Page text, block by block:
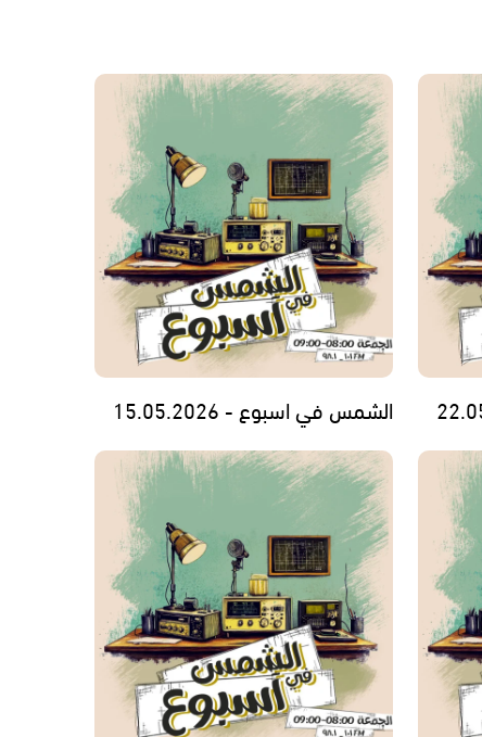
الشمس في اسبوع - 15.05.2026